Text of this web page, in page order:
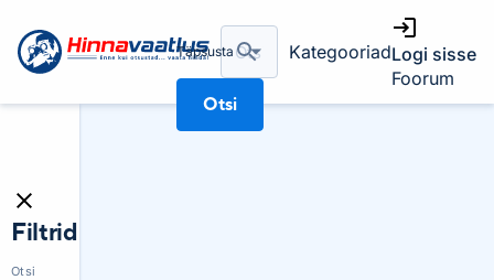
Täpsusta
Otsi
KategooriadLogi sisse
Foorum
Filtrid
Otsi